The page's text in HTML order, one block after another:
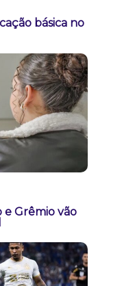
básica no
e Grêmio vão